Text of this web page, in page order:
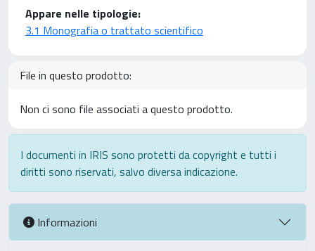
Appare nelle tipologie:
3.1 Monografia o trattato scientifico
File in questo prodotto:
Non ci sono file associati a questo prodotto.
I documenti in IRIS sono protetti da copyright e tutti i
diritti sono riservati, salvo diversa indicazione.
Informazioni